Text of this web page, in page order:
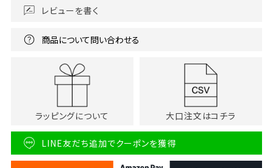
レビューを書く
商品について問い合わせる
ラッピングについて 大口注文はコチラ
LINE友だち追加でクーポンを獲得